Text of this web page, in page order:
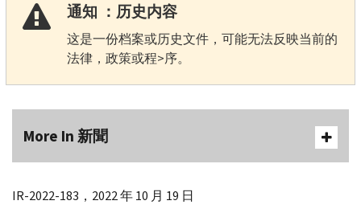
通知 ：历史内容
这是一份档案或历史文件，可能无法反映当前的
法律，政策或程>序。
More In 新聞
IR-2022-183，2022 年 10 月 19 日